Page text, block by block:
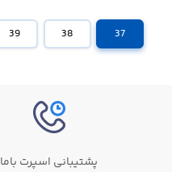
37
38
39
پشتیبانی اسپرت باما